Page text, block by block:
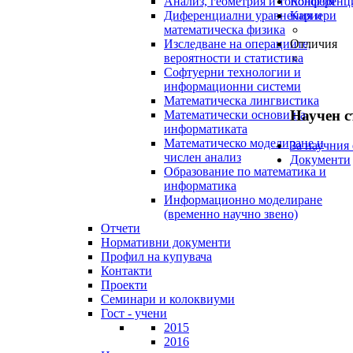
Диференциални уравнения и
математическа физика
Изследване на операциите,
вероятности и статистика
Софтуерни технологии и
информационни системи
Математическа лингвистика
Математически основи на
информатиката
Математическо моделиране и
числен анализ
Образование по математика и
информатика
Информационно моделиране
(временно научно звено)
Отчети
Нормативни документи
Профил на купувача
Контакти
Проекти
Семинари и колоквиуми
Гост - учени
2015
2016
Кариери
Отличия
Научен
За научния
Документи